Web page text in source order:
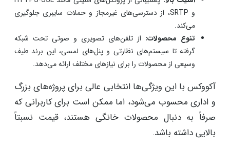
و SRTP، از دسترسی‌های غیرمجاز و حملات سایبری جلوگیری
می‌کند.
تنوع محصولات:از تلفن‌های تصویری و صوتی تحت شبکه
گرفته تا سیستم‌های نظارتی و پنل‌های لمسی، این برند طیف
وسیعی از محصولات را برای نیازهای مختلف ارائه می‌دهد.
آکووکس با این ویژگی‌ها انتخابی عالی برای پروژه‌های بزرگ
و اداری محسوب می‌شود، اما ممکن است برای کاربرانی که
صرفاً به دنبال محصولات خانگی هستند، قیمت نسبتاً
بالایی داشته باشد.